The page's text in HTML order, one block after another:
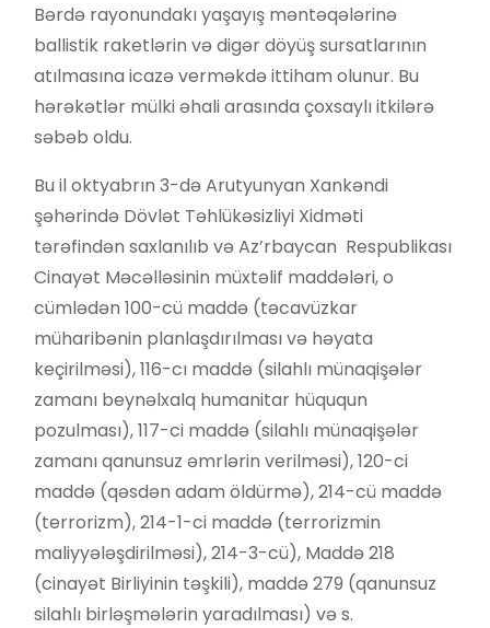
Bərdə rayonundakı yaşayış məntəqələrinə
ballistik raketlərin və digər döyüş sursatlarının
atılmasına icazə verməkdə ittiham olunur. Bu
hərəkətlər mülki əhali arasında çoxsaylı itkilərə
səbəb oldu.
Bu il oktyabrın 3-də Arutyunyan Xankəndi
şəhərində Dövlət Təhlükəsizliyi Xidməti
tərəfindən saxlanılıb və Az’rbaycan Respublikası
Cinayət Məcəlləsinin müxtəlif maddələri, o
cümlədən 100-cü maddə (təcavüzkar
müharibənin planlaşdırılması və həyata
keçirilməsi), 116-cı maddə (silahlı münaqişələr
zamanı beynəlxalq humanitar hüququn
pozulması), 117-ci maddə (silahlı münaqişələr
zamanı qanunsuz əmrlərin verilməsi), 120-ci
maddə (qəsdən adam öldürmə), 214-cü maddə
(terrorizm), 214-1-ci maddə (terrorizmin
maliyyələşdirilməsi), 214-3-cü), Maddə 218
(cinayət Birliyinin təşkili), maddə 279 (qanunsuz
silahlı birləşmələrin yaradılması) və s.